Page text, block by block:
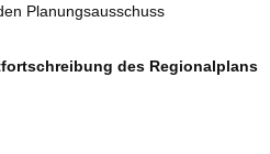
Planungsausschuss
des Regionalplans